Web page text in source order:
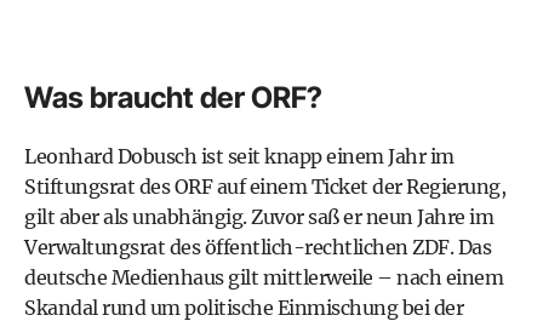
Was braucht der ORF?
Leonhard Dobusch ist seit knapp einem Jahr im
Stiftungsrat des ORF auf einem Ticket der Regierung,
gilt aber als unabhängig. Zuvor saß er neun Jahre im
Verwaltungsrat des öffentlich-rechtlichen ZDF. Das
deutsche Medienhaus gilt mittlerweile – nach einem
Skandal rund um politische Einmischung bei der